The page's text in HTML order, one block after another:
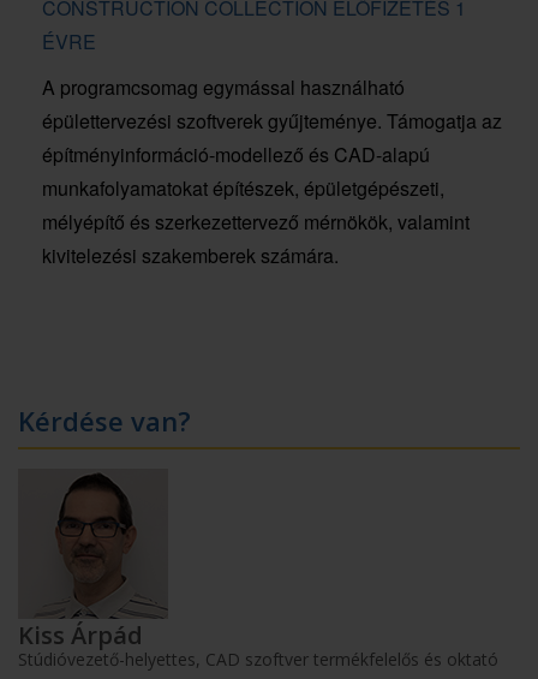
CONSTRUCTION COLLECTION ELŐFIZETÉS 1
ÉVRE
A programcsomag egymással használható
épülettervezési szoftverek gyűjteménye. Támogatja az
építményinformáció-modellező és CAD-alapú
munkafolyamatokat építészek, épületgépészeti,
mélyépítő és szerkezettervező mérnökök, valamint
kivitelezési szakemberek számára.
Kérdése van?
Kiss Árpád
Stúdióvezető-helyettes, CAD szoftver termékfelelős és oktató